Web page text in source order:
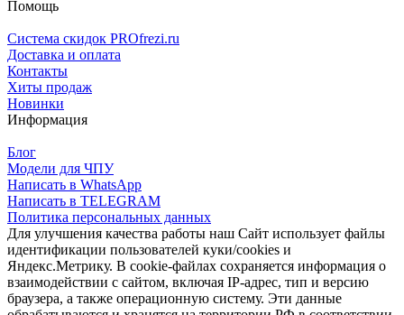
Помощь
Система скидок PROfrezi.ru
Доставка и оплата
Контакты
Хиты продаж
Новинки
Информация
Блог
Модели для ЧПУ
Написать в WhatsApp
Написать в TELEGRAM
Политика персональных данных
Для улучшения качества работы наш Сайт использует файлы
идентификации пользователей куки/cookies и
Яндекс.Метрику. В cookie-файлах сохраняется информация о
взаимодействии с сайтом, включая IP-адрес, тип и версию
браузера, а также операционную систему. Эти данные